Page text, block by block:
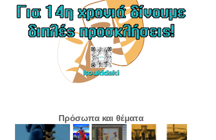
Πρόσωπα και θέματα